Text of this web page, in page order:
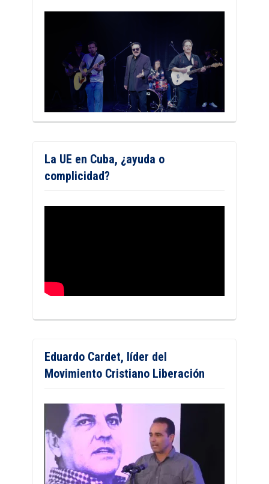
La UE en Cuba, ¿ayuda o
complicidad?
Eduardo Cardet, líder del
Movimiento Cristiano Liberación